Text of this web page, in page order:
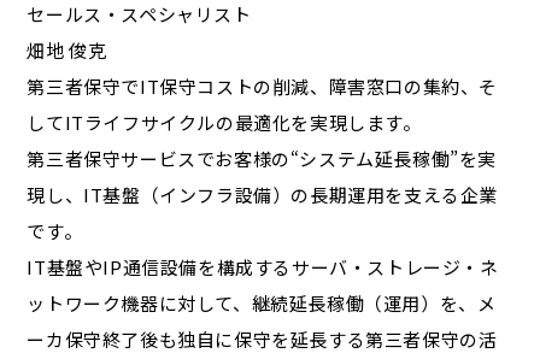
セールス・スペシャリスト
畑地 俊克
第三者保守でIT保守コストの削減、障害窓口の集約、そ
してITライフサイクルの最適化を実現します。
第三者保守サービスでお客様の“システム延長稼働”を実
現し、IT基盤（インフラ設備）の長期運用を支える企業
です。
IT基盤やIP通信設備を構成するサーバ・ストレージ・ネ
ットワーク機器に対して、継続延長稼働（運用）を、メ
ーカ保守終了後も独自に保守を延長する第三者保守の活